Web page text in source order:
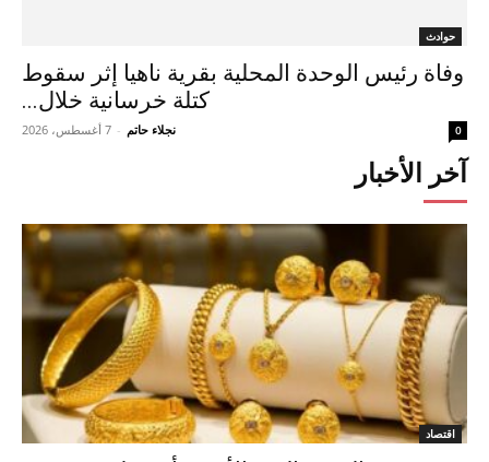
حوادث
وفاة رئيس الوحدة المحلية بقرية ناهيا إثر سقوط
كتلة خرسانية خلال...
نجلاء حاتم - 7 أغسطس، 2026 0
آخر الأخبار
اقتصاد